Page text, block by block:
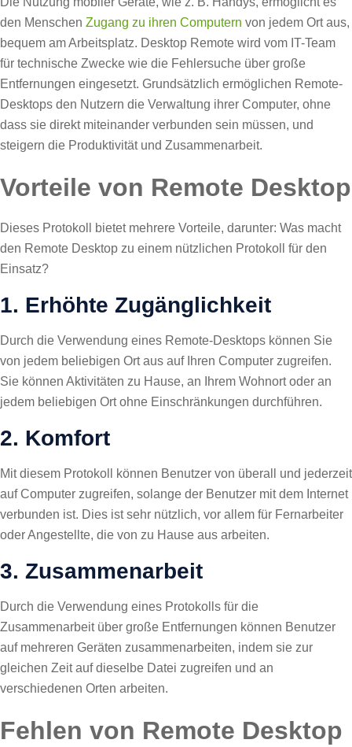
den Menschen Zugang zu ihren Computern von jedem Ort aus,
bequem am Arbeitsplatz. Desktop Remote wird vom IT-Team
für technische Zwecke wie die Fehlersuche über große
Entfernungen eingesetzt. Grundsätzlich ermöglichen Remote-
Desktops den Nutzern die Verwaltung ihrer Computer, ohne
dass sie direkt miteinander verbunden sein müssen, und
steigern die Produktivität und Zusammenarbeit.
Vorteile von Remote Desktop
Dieses Protokoll bietet mehrere Vorteile, darunter: Was macht
den Remote Desktop zu einem nützlichen Protokoll für den
Einsatz?
1. Erhöhte Zugänglichkeit
Durch die Verwendung eines Remote-Desktops können Sie
von jedem beliebigen Ort aus auf Ihren Computer zugreifen.
Sie können Aktivitäten zu Hause, an Ihrem Wohnort oder an
jedem beliebigen Ort ohne Einschränkungen durchführen.
2. Komfort
Mit diesem Protokoll können Benutzer von überall und jederzeit
auf Computer zugreifen, solange der Benutzer mit dem Internet
verbunden ist. Dies ist sehr nützlich, vor allem für Fernarbeiter
oder Angestellte, die von zu Hause aus arbeiten.
3. Zusammenarbeit
Durch die Verwendung eines Protokolls für die
Zusammenarbeit über große Entfernungen können Benutzer
auf mehreren Geräten zusammenarbeiten, indem sie zur
gleichen Zeit auf dieselbe Datei zugreifen und an
verschiedenen Orten arbeiten.
Fehlen von Remote Desktop